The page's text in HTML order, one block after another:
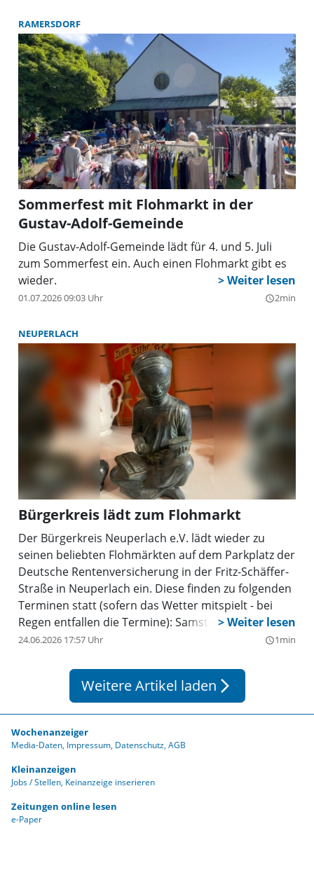
RAMERSDORF
Sommerfest mit Flohmarkt in der
Gustav-Adolf-Gemeinde
Die Gustav-Adolf-Gemeinde lädt für 4. und 5. Juli
zum Sommerfest ein. Auch einen Flohmarkt gibt es
wieder.
01.07.2026 09:03 Uhr query_builder2min
NEUPERLACH
Bürgerkreis lädt zum Flohmarkt
Der Bürgerkreis Neuperlach e.V. lädt wieder zu
seinen beliebten Flohmärkten auf dem Parkplatz der
Deutsche Rentenversicherung in der Fritz-Schäffer-
Straße in Neuperlach ein. Diese finden zu folgenden
Terminen statt (sofern das Wetter mitspielt - bei
Regen entfallen die Termine): Samstag, 27. Juni - 4.
Juli - 11. Juli - 18. Juli und 25. Juli. Einlass für Verkäufer
Ende des Flohmarkts ist um 14.00 Uhr. Der Platz
muss sauber verlassen werden. Händler sind nicht
zugelassen. Der Erlös der Gebühren wird vom
erreichen ist der Flohmarkt auch mit de öffentlichen
Zentrum oder mit dem Bus 55 – Ausstieg:
Neuperlach Zentrum.
24.06.2026 17:57 Uhr query_builder1min
Weitere Artikel laden arrow_forward_ios
Wochenanzeiger
Media-Daten Impressum Datenschutz AGB
Kleinanzeigen
Jobs / Stellen Keinanzeige inserieren
Zeitungen online lesen
e-Paper